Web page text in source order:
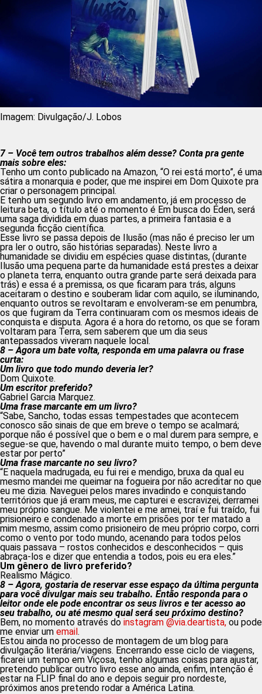
Imagem: Divulgação/J. Lobos
7 – Você tem outros trabalhos além desse? Conta pra gente
mais sobre eles:
Tenho um conto publicado na Amazon, “O rei está morto”, é uma
sátira a monarquia e poder, que me inspirei em Dom Quixote pra
criar o personagem principal.
E tenho um segundo livro em andamento, já em processo de
leitura beta, o título até o momento é Em busca do Éden, será
uma saga dividida em duas partes, a primeira fantasia e a
segunda ficção científica.
Esse livro se passa depois de Ilusão (mas não é preciso ler um
pra ler o outro, são histórias separadas). Neste livro a
humanidade se dividiu em espécies quase distintas, (durante
Ilusão uma pequena parte da humanidade está prestes a deixar
o planeta terra, enquanto outra grande parte será deixada para
trás) e essa é a premissa, os que ficaram para trás, alguns
aceitaram o destino e souberam lidar com aquilo, se iluminando,
enquanto outros se revoltaram e envolveram-se em penumbra,
os que fugiram da Terra continuaram com os mesmos ideais de
conquista e disputa. Agora é a hora do retorno, os que se foram
voltaram para Terra, sem saberem que um dia seus
antepassados viveram naquele local.
8 – Agora um bate volta, responda em uma palavra ou frase
curta:
Um livro que todo mundo deveria ler?
Dom Quixote.
Um escritor preferido?
Gabriel Garcia Marquez.
Uma frase marcante em um livro?
“Sabe, Sancho, todas essas tempestades que acontecem
conosco são sinais de que em breve o tempo se acalmará;
porque não é possível que o bem e o mal durem para sempre, e
segue-se que, havendo o mal durante muito tempo, o bem deve
estar por perto”
Uma frase marcante no seu livro?
“E naquela madrugada, eu fui rei e mendigo, bruxa da qual eu
mesmo mandei me queimar na fogueira por não acreditar no que
eu me dizia. Naveguei pelos mares invadindo e conquistando
territórios que já eram meus, me capturei e escravizei, derramei
meu próprio sangue. Me violentei e me amei, traí e fui traído, fui
prisioneiro e condenado a morte em prisões por ter matado a
mim mesmo, assim como prisioneiro de meu próprio corpo, corri
como o vento por todo mundo, acenando para todos pelos
quais passava – rostos conhecidos e desconhecidos – quis
abraça-los e dizer que entendia a todos, pois eu era eles.”
Um gênero de livro preferido?
Realismo Mágico.
8 – Agora, gostaria de reservar esse espaço da última pergunta
para você divulgar mais seu trabalho. Então responda para o
leitor onde ele pode encontrar os seus livros e ter acesso ao
seu trabalho, ou até mesmo qual será seu próximo destino?
Bem, no momento através do instagram @via.deartista, ou pode
me enviar um email.
Estou ainda no processo de montagem de um blog para
divulgação literária/viagens. Encerrando esse ciclo de viagens,
ficarei um tempo em Viçosa, tenho algumas coisas para ajustar,
pretendo publicar outro livro esse ano ainda, enfim, intenção é
estar na FLIP final do ano e depois seguir pro nordeste,
próximos anos pretendo rodar a América Latina.